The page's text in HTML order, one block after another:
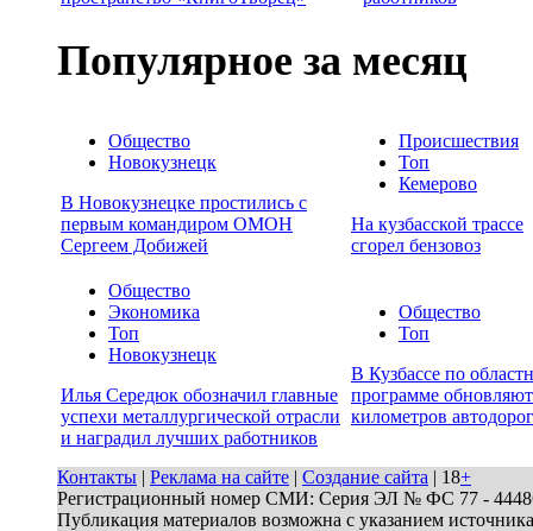
Популярное за месяц
Общество
Новокузнецк
В Новокузнецке простились с
первым командиром ОМОН
Сергеем Добижей
Происшествия
Топ
Кемерово
На кузбасской трассе
сгорел бензовоз
Общество
Экономика
Топ
Новокузнецк
Илья Середюк обозначил главные
успехи металлургической отрасли
и наградил лучших работников
Общество
Топ
В Кузбассе по
программе
километров автодорог
Контакты | Реклама на сайте | Создание сайта | 18+
Регистрационный номер СМИ: Серия ЭЛ № ФС 77 - 44486
Публикация материалов возможна с указанием